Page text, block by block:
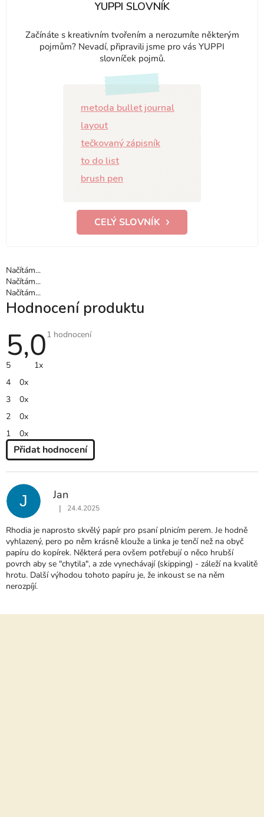
YUPPI SLOVNÍK
Začínáte s kreativním tvořením a nerozumíte některým
pojmům? Nevadí, připravili jsme pro vás YUPPI
slovníček pojmů.
metoda bullet journal
layout
tečkovaný zápisník
to do list
brush pen
CELÝ SLOVNÍK
Načítám...
Načítám...
Načítám...
Hodnocení produktu
5,0 Průměrné
1 hodnocení
5
1x
4
0x
3
0x
2
0x
1
0x
Přidat hodnocení
P
I
S
H
O
D
N
O
C
J Jan
Hodnocení produktu je 5 z 5 hvězdiček.
| 24.4.2025
Rhodia je naprosto skvělý papír pro psaní plnicím perem. Je hodně
vyhlazený, pero po něm krásně klouže a linka je tenčí než na obyč
papíru do kopírek. Některá pera ovšem potřebují o něco hrubší
povrch aby se "chytila", a zde vynechávají (skipping) - záleží na kvalitě
hrotu. Další výhodou tohoto papíru je, že inkoust se na něm
nerozpíjí.